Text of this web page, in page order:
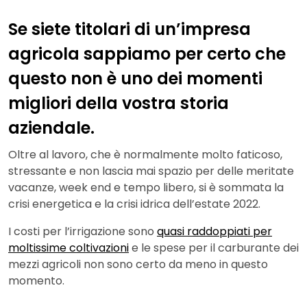
Se siete titolari di un’impresa
agricola sappiamo per certo che
questo non è uno dei momenti
migliori della vostra storia
aziendale.
Oltre al lavoro, che è normalmente molto faticoso,
stressante e non lascia mai spazio per delle meritate
vacanze, week end e tempo libero, si è sommata la
crisi energetica e la crisi idrica dell’estate 2022.
I costi per l’irrigazione sono quasi raddoppiati per
moltissime coltivazionie le spese per il carburante dei
mezzi agricoli non sono certo da meno in questo
momento.